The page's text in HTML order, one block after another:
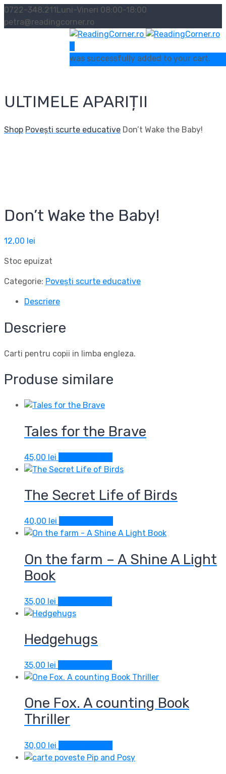
0722-348.211Luni-Vineri 08:00-18:00
petra@readingcorner.ro
was successfully added to your cart.
ULTIMELE APARIȚII
Shop Povești scurte educative Don’t Wake the Baby!
Don’t Wake the Baby!
12,00 lei
Stoc epuizat
Categorie: Povești scurte educative
Descriere
Descriere
Carti pentru copii in limba engleza.
Produse similare
Tales for the Brave
45,00 lei
The Secret Life of Birds
40,00 lei
On the farm – A Shine A Light
Book
35,00 lei
Hedgehugs
35,00 lei
One Fox. A counting Book
Thriller
30,00 lei